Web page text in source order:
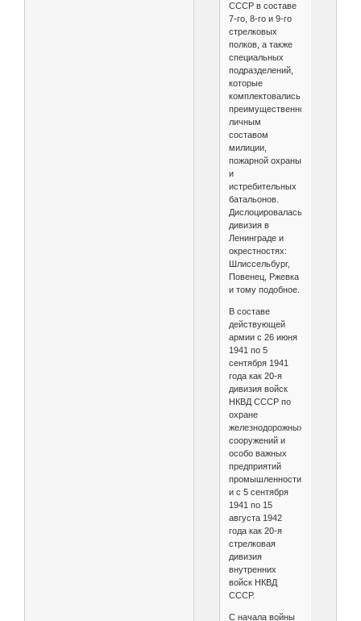
СССР в составе
7-го, 8-го и 9-го
стрелковых
полков, а также
специальных
подразделений,
которые
комплектовались
преимущественно
личным
составом
милиции,
пожарной охраны
и
истребительных
батальонов.
Дислоцировалась
дивизия в
Ленинграде и
окрестностях:
Шлиссельбург,
Повенец, Ржевка
и тому подобное.
В составе
действующей
армии с 26 июня
1941 по 5
сентября 1941
года как 20-я
дивизия войск
НКВД СССР по
охране
железнодорожных
сооружений и
особо важных
предприятий
промышленности
и с 5 сентября
1941 по 15
августа 1942
года как 20-я
стрелковая
дивизия
внутренних
войск НКВД
СССР.
С начала войны